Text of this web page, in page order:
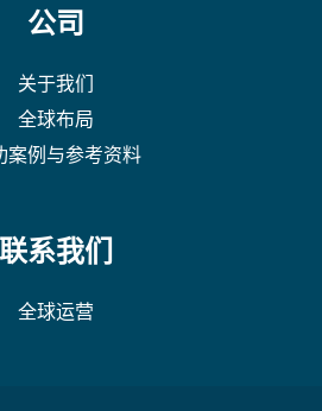
公司
关于我们
全球布局
案例与参考资料
联系我们
全球运营